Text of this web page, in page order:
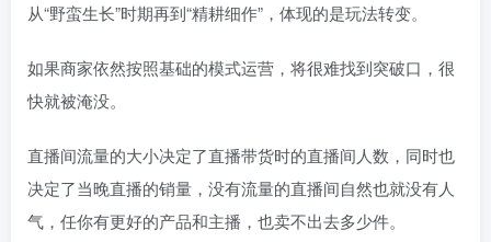
从“野蛮生长”时期再到“精耕细作”，体现的是玩法转变。
如果商家依然按照基础的模式运营，将很难找到突破口，很
快就被淹没。
直播间流量的大小决定了直播带货时的直播间人数，同时也
决定了当晚直播的销量，没有流量的直播间自然也就没有人
气，任你有更好的产品和主播，也卖不出去多少件。